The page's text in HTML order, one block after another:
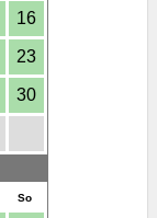
16
23
30
So